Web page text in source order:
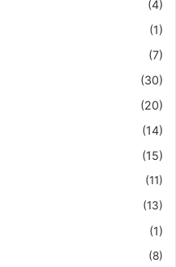
(4)
(1)
(7)
(30)
(20)
(14)
(15)
(11)
(13)
(1)
(8)